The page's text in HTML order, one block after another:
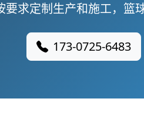
求定制生产和施工，篮
173-0725-6483